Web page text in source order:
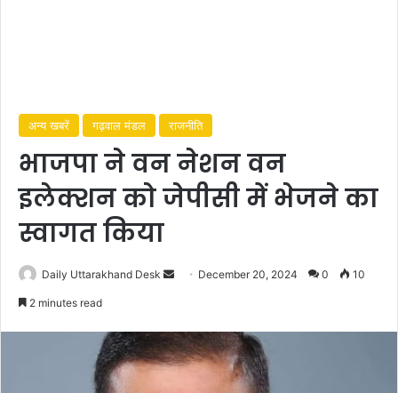
अन्य खबरें गढ़वाल मंडल राजनीति
भाजपा ने वन नेशन वन
इलेक्शन को जेपीसी में भेजने का
स्वागत किया
Daily Uttarakhand Desk
d
a
December 20, 2024 0 10
2 minutes read